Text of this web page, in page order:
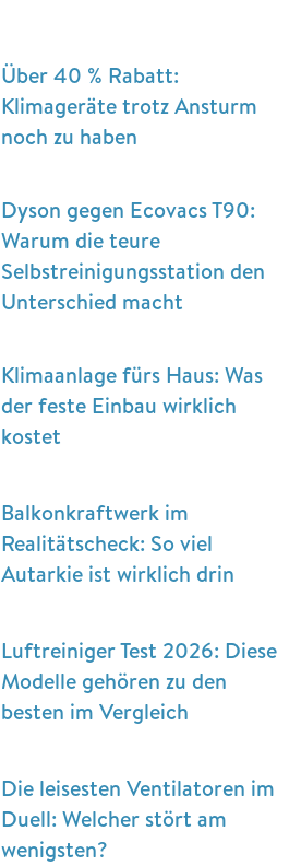
Über 40 % Rabatt:
Klimageräte trotz Ansturm
noch zu haben
Dyson gegen Ecovacs T90:
Warum die teure
Selbstreinigungsstation den
Unterschied macht
Klimaanlage fürs Haus: Was
der feste Einbau wirklich
kostet
Balkonkraftwerk im
Realitätscheck: So viel
Autarkie ist wirklich drin
Luftreiniger Test 2026: Diese
Modelle gehören zu den
besten im Vergleich
Die leisesten Ventilatoren im
Duell: Welcher stört am
wenigsten?